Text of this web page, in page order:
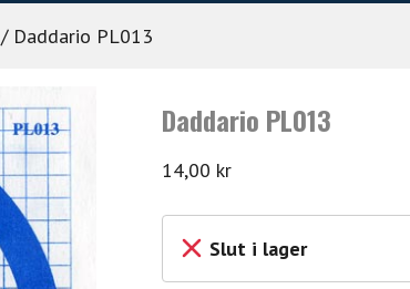
/ Daddario PL013
Daddario PL013
14,00 kr
Slut i lager